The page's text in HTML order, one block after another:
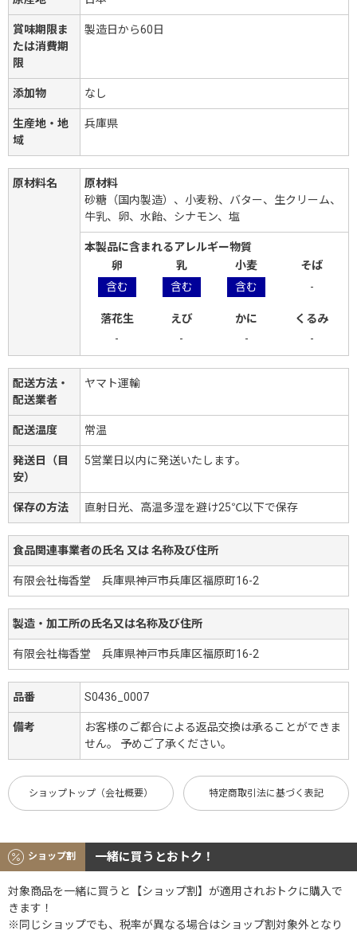
賞味期限ま
たは消費期
限
製造日から60日
添加物 なし
生産地・地
域
兵庫県
原材料名
原材料
砂糖（国内製造）、小麦粉、バター、生クリーム、
牛乳、卵、水飴、シナモン、塩
本製品に含まれるアレルギー物質
卵
乳 小麦
そば
含む
含む 含む -
落花生 えび かに
くるみ
-
- - -
配送方法・
配送業者
ヤマト運輸
配送温度 常温
発送日（目
安）
5営業日以内に発送いたします。
保存の方法 直射日光、高温多湿を避け25℃以下で保存
食品関連事業者の氏名 又は 名称及び住所
有限会社梅香堂 兵庫県神戸市兵庫区福原町16-2
製造・加工所の氏名又は名称及び住所
有限会社梅香堂 兵庫県神戸市兵庫区福原町16-2
品番 S0436_0007
備考
お客様のご都合による返品交換は承ることができま
せん。 予めご了承ください。
ショップトップ（会社概要） 特定商取引法に基づく表記
ショップ割 一緒に買うとおトク！
対象商品を一緒に買うと【ショップ割】が適用されおトクに購入で
きます！
※同じショップでも、税率が異なる場合はショップ割対象外となり